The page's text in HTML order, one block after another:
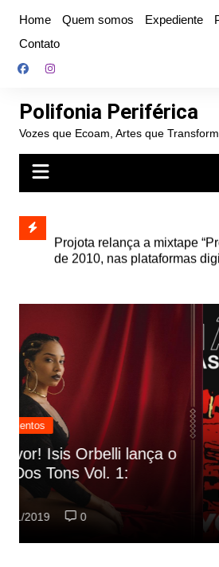
conteúdo
Home Quem somos Expediente
Contato
Polifonia Periférica
Vozes que Ecoam, Artes que
e abre
autoral,
de 2010, nas plataformas
Destaque
Rashid vai buscar nos
referencias do clipe de
música
Rociclei 0